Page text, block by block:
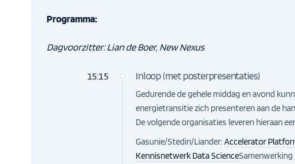
Programma:
Dagvoorzitter: Lian de Boer, New Nexus
15:15 Inloop(met posterpresentaties)
Gedurende de gehele middag en avond
energietransitie zich presenteren aan de
De volgende organisaties leveren hieraan
Gasunie/Stedin/Liander:Accelerator
Kennisnetwerk Data Science